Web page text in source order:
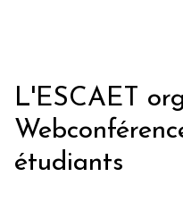
L'ESCAET
étudiants